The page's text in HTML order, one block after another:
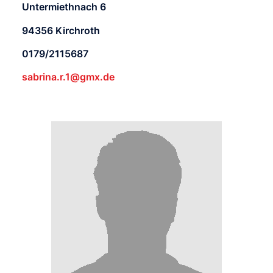
Untermiethnach 6
94356 Kirchroth
0179/2115687
sabrina.r.1@gmx.de